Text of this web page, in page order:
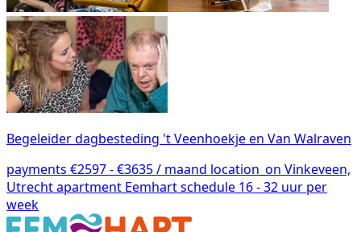
Begeleider dagbesteding 't Veenhoekje en Van Walraven
payments €2597 - €3635 / maand location_on Vinkeveen,
Utrechtapartment Eemhartschedule 16 - 32 uur per
week